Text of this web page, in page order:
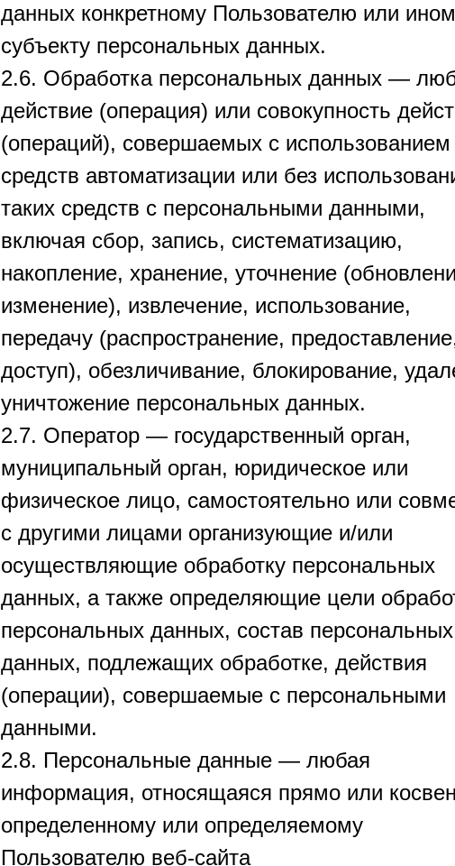
данных конкретному Пользователю или
субъекту персональных данных.
2.6. Обработка персональных данных —
действие (операция) или совокупность
(операций), совершаемых с использованием
средств автоматизации или без
таких средств с персональными данными,
включая сбор, запись, систематизацию,
накопление, хранение, уточнение
изменение), извлечение, использование,
передачу (распространение,
доступ), обезличивание, блокирование,
уничтожение персональных данных.
2.7. Оператор — государственный орган,
муниципальный орган, юридическое или
физическое лицо, самостоятельно или
с другими лицами организующие и/или
осуществляющие обработку персональных
данных, а также определяющие цели
персональных данных, состав персональных
данных, подлежащих обработке, действия
(операции), совершаемые с персональными
данными.
2.8. Персональные данные — любая
информация, относящаяся прямо или
определенному или определяемому
Пользователю веб-сайта